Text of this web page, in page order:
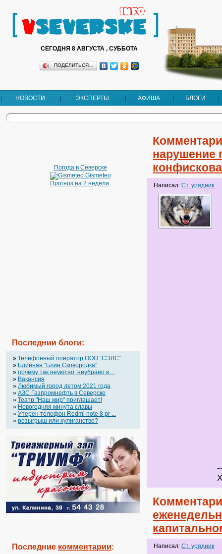
СЕГОДНЯ 8 АВГУСТА , СУББОТА
ПОДЕЛИТЬСЯ…
НОВОСТИ ЭКСПЕРТЫ АФИША БЛОГИ
Погода в Северске
Gismeteo
Прогноз на 2 недели
Последнии блоги:
» Телефонный оператор OOO “СЭЛС” ...
» Блинная "Блин.Сковородка"
» почему так неуютно, неубрано в ...
» Вакансия
» Любимый город летом 2021 года
» АЗС Газпромнефть в Северске
» Театр "Наш мир" приглашает!
» Новогодняя минута славы
» Утерен телефон Redmi note 8 pr ...
» розыгрыш или хулиганство?
Последние комментарии:
нарушение
Написал:Ст. урядник
Написал:Ст. урядник